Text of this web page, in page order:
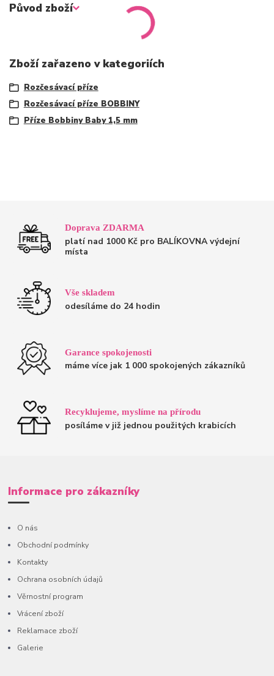
Původ zboží
Zboží zařazeno v kategoriích
Rozčesávací příze
Rozčesávací příze BOBBINY
Příze Bobbiny Baby 1,5 mm
Doprava ZDARMA
platí nad 1000 Kč pro BALÍKOVNA výdejní
místa
Vše skladem
odesíláme do 24 hodin
Garance spokojenosti
máme více jak 1 000 spokojených zákazníků
Recyklujeme, myslíme na přírodu
posíláme v již jednou použitých krabicích
Informace pro zákazníky
O nás
Obchodní podmínky
Kontakty
Ochrana osobních údajů
Věrnostní program
Vrácení zboží
Reklamace zboží
Galerie